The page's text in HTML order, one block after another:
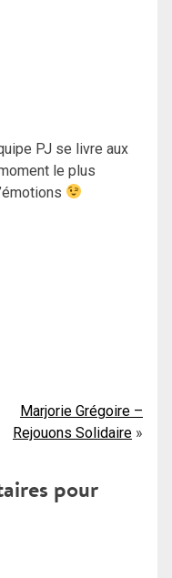
PJ se livre aux
le plus
Marjorie Grégoire –
Rejouons Solidaire
pour